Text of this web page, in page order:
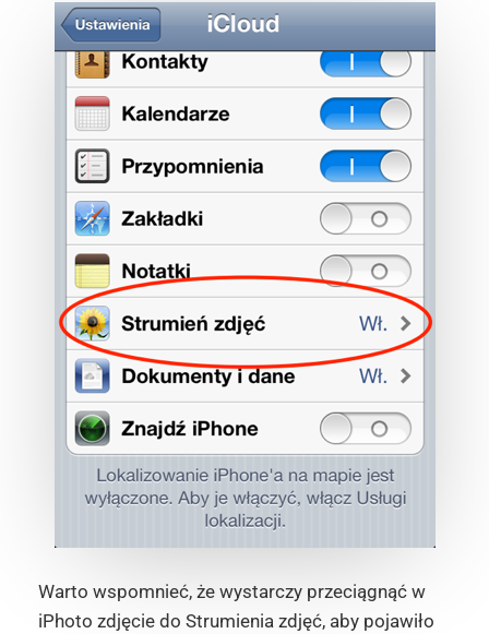
Warto wspomnieć, że wystarczy przeciągnąć w
iPhoto zdjęcie do Strumienia zdjęć, aby pojawiło